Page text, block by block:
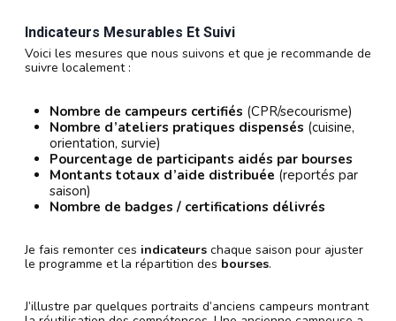
Indicateurs Mesurables Et Suivi
Voici les mesures que nous suivons et que je recommande de
suivre localement :
Nombre de campeurs certifiés (CPR/secourisme)
Nombre d’ateliers pratiques dispensés (cuisine,
orientation, survie)
Pourcentage de participants aidés par bourses
Montants totaux d’aide distribuée (reportés par
saison)
Nombre de badges / certifications délivrés
Je fais remonter ces indicateurs chaque saison pour ajuster
le programme et la répartition des bourses.
J’illustre par quelques portraits d’anciens campeurs montrant